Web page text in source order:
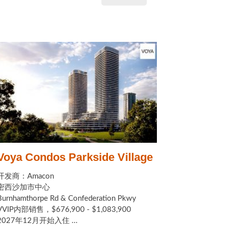
Condos Parkside Village
发商：Amacon
西沙加市中心
Rd & Confederation Pkwy
内部销售，$676,900 - $1,083,900
年12月开始入住 ...